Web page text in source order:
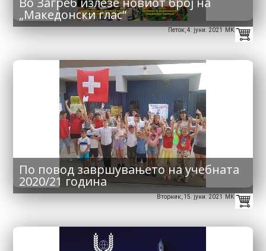
„Македонски глас“
Петок, 4. јуни. 2021 MK
По повод завршувањето на учебната
2020/21 година
Вторник, 15. јуни. 2021 MK